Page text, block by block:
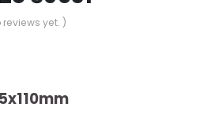
yet. )